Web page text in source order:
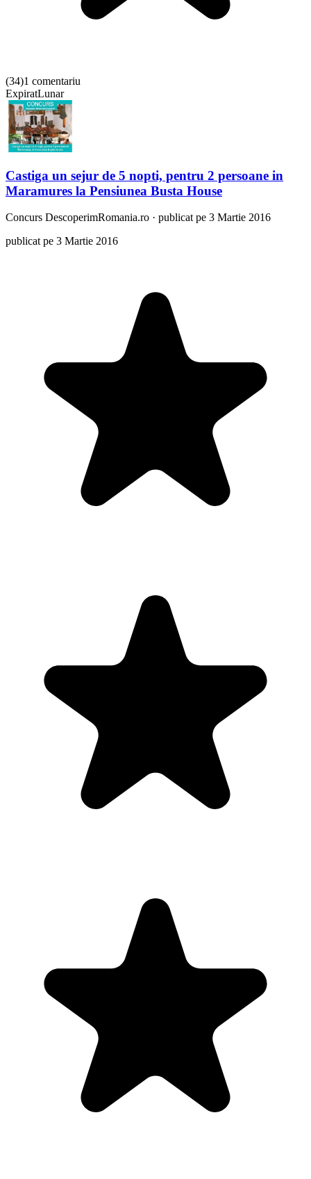
(34)1 comentariu
ExpiratLunar
Castiga un sejur de 5 nopti, pentru 2 persoane in
Maramures la Pensiunea Busta House
Concurs DescoperimRomania.ro · publicat pe 3 Martie 2016
publicat pe 3 Martie 2016